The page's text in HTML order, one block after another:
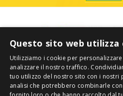
Questo sito web utilizza
Utilizziamo i cookie per
analizzare il nostro traffico.
tuo utilizzo del nostro sito con i nostri
analisi che potrebbero combinarle